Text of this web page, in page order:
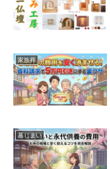
家族葬
墓じまい